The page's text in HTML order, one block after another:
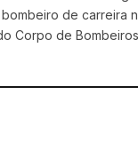
de carreira
Corpo de